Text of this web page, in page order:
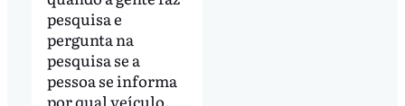
pesquisa e
pergunta na
pesquisa se a
pessoa se informa
por qual veículo,